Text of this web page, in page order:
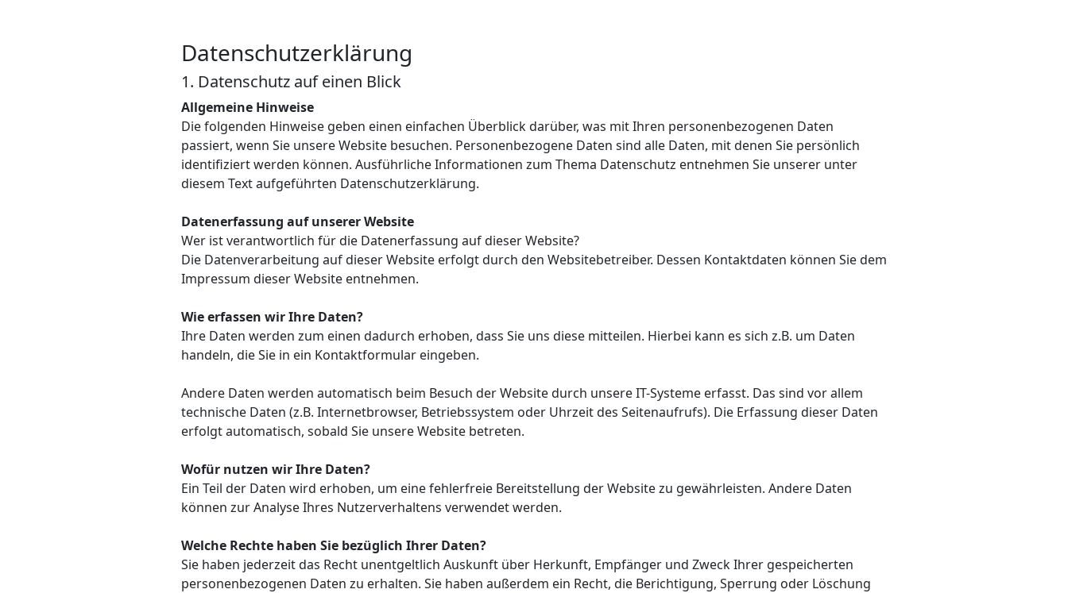
Datenschutzerklärung
1. Datenschutz auf einen Blick
Allgemeine Hinweise
Die folgenden Hinweise geben einen einfachen Überblick darüber, was mit Ihren personenbezogenen Daten
passiert, wenn Sie unsere Website besuchen. Personenbezogene Daten sind alle Daten, mit denen Sie persönlich
identifiziert werden können. Ausführliche Informationen zum Thema Datenschutz entnehmen Sie unserer unter
diesem Text aufgeführten Datenschutzerklärung.
Datenerfassung auf unserer Website
Wer ist verantwortlich für die Datenerfassung auf dieser Website?
Die Datenverarbeitung auf dieser Website erfolgt durch den Websitebetreiber. Dessen Kontaktdaten können Sie dem
Impressum dieser Website entnehmen.
Wie erfassen wir Ihre Daten?
Ihre Daten werden zum einen dadurch erhoben, dass Sie uns diese mitteilen. Hierbei kann es sich z.B. um Daten
handeln, die Sie in ein Kontaktformular eingeben.
Andere Daten werden automatisch beim Besuch der Website durch unsere IT-Systeme erfasst. Das sind vor allem
technische Daten (z.B. Internetbrowser, Betriebssystem oder Uhrzeit des Seitenaufrufs). Die Erfassung dieser Daten
erfolgt automatisch, sobald Sie unsere Website betreten.
Wofür nutzen wir Ihre Daten?
Ein Teil der Daten wird erhoben, um eine fehlerfreie Bereitstellung der Website zu gewährleisten. Andere Daten
können zur Analyse Ihres Nutzerverhaltens verwendet werden.
Welche Rechte haben Sie bezüglich Ihrer Daten?
Sie haben jederzeit das Recht unentgeltlich Auskunft über Herkunft, Empfänger und Zweck Ihrer gespeicherten
personenbezogenen Daten zu erhalten. Sie haben außerdem ein Recht, die Berichtigung, Sperrung oder Löschung